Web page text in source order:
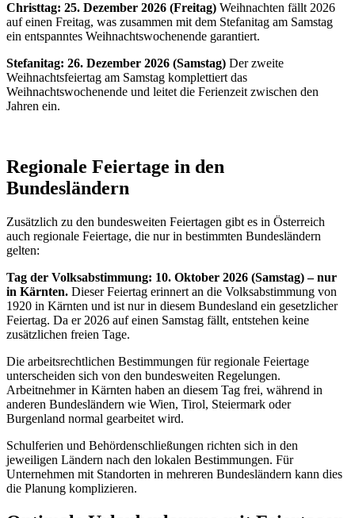
Christtag: 25. Dezember 2026 (Freitag) Weihnachten fällt 2026
auf einen Freitag, was zusammen mit dem Stefanitag am Samstag
ein entspanntes Weihnachtswochenende garantiert.
Stefanitag: 26. Dezember 2026 (Samstag) Der zweite
Weihnachtsfeiertag am Samstag komplettiert das
Weihnachtswochenende und leitet die Ferienzeit zwischen den
Jahren ein.
Regionale Feiertage in den
Bundesländern
Zusätzlich zu den bundesweiten Feiertagen gibt es in Österreich
auch regionale Feiertage, die nur in bestimmten Bundesländern
gelten:
Tag der Volksabstimmung: 10. Oktober 2026 (Samstag) – nur
in Kärnten. Dieser Feiertag erinnert an die Volksabstimmung von
1920 in Kärnten und ist nur in diesem Bundesland ein gesetzlicher
Feiertag. Da er 2026 auf einen Samstag fällt, entstehen keine
zusätzlichen freien Tage.
Die arbeitsrechtlichen Bestimmungen für regionale Feiertage
unterscheiden sich von den bundesweiten Regelungen.
Arbeitnehmer in Kärnten haben an diesem Tag frei, während in
anderen Bundesländern wie Wien, Tirol, Steiermark oder
Burgenland normal gearbeitet wird.
Schulferien und Behördenschließungen richten sich in den
jeweiligen Ländern nach den lokalen Bestimmungen. Für
Unternehmen mit Standorten in mehreren Bundesländern kann dies
die Planung komplizieren.